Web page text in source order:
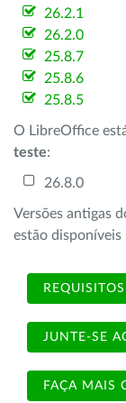
26.2.1
26.2.0
25.8.7
25.8.6
25.8.5
O LibreOffice
teste:
26.8.0
Versões antigas
estão disponíveis
JUNTE-SE
FAÇA MAIS